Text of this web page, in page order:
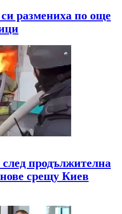
размениха по още
продължителна
срещу Киев